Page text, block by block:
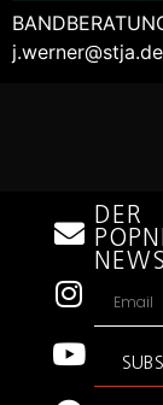
j.werner@stja.de
DER